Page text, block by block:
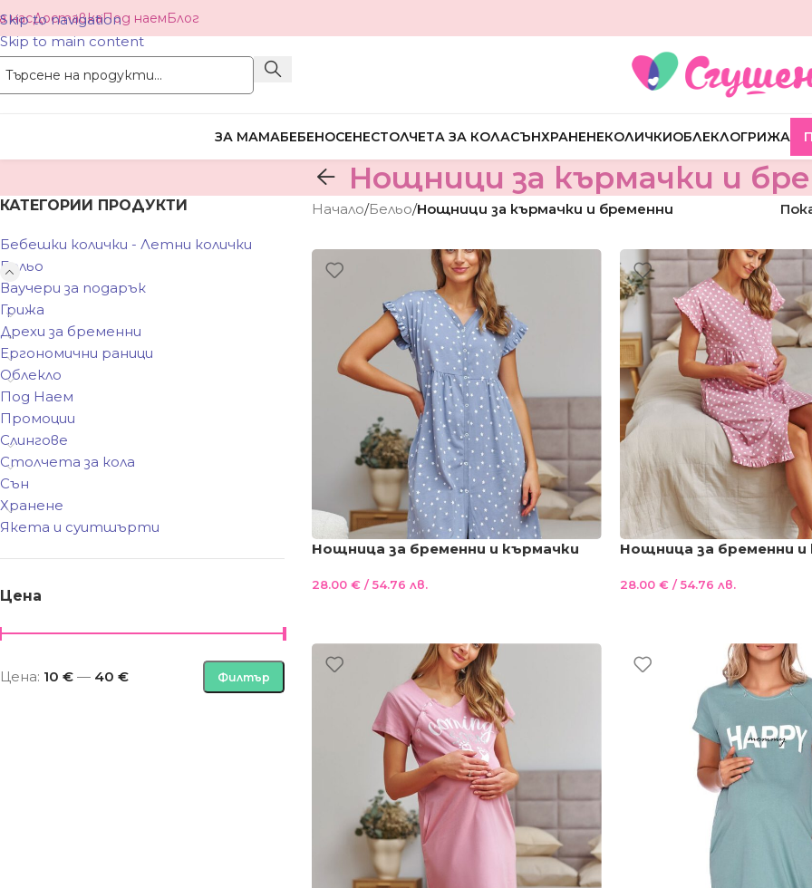
Skip to navigation
Skip to main content
насДоставкаПод наемБлог
ЗА МАМАБЕБЕНОСЕНЕСТОЛЧЕТА ЗА КОЛАСЪНХРАНЕНЕКОЛИЧКИОБЛЕКЛОГРИЖА
Нощници за кърмачки и
КАТЕГОРИИ ПРОДУКТИ
Бебешки колички - Летни колички
Бельо
Ваучери за подарък
Грижа
Дрехи за бременни
Ергономични раници
Облекло
Под Наем
Промоции
Слингове
Столчета за кола
Сън
Хранене
Якета и суитшърти
Цена
Филтър
Цена: 10 € — 40 €
Начало/Бельо/Нощници за кърмачки и бременни
Нощница за бременни и кърмачки
, звезди
28.00 €/ 54.76 лв.
Нощница за бременни и
28.00 €/ 54.76 лв.